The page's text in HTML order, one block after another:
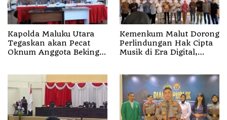
Kapolda Maluku Utara
Tegaskan akan Pecat
Oknum Anggota Bekingi
Kemenkum Malut Dorong
Perlindungan Hak Cipta
Musik di Era Digital,
Penguatan Royalti